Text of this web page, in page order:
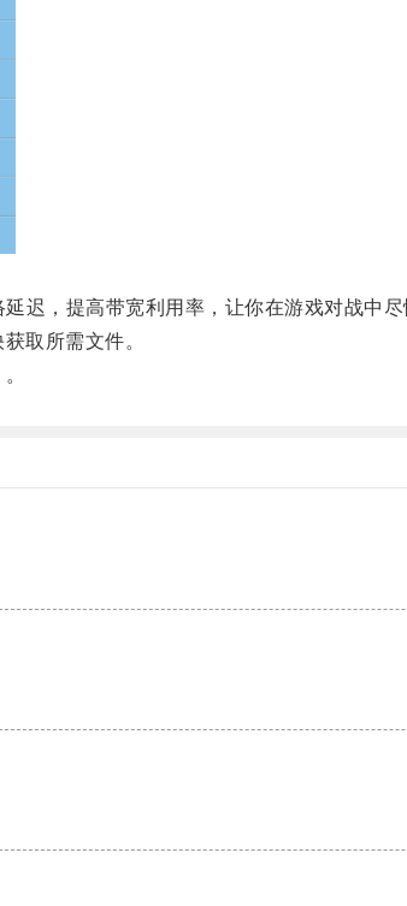
，提高带宽利用率，让你在游戏对战中尽
取所需文件。